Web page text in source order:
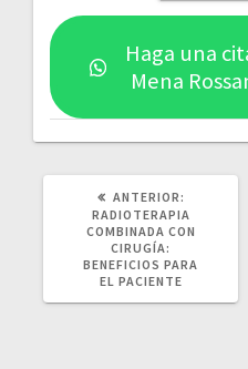
Haga una
Mena
ANTERIOR:
ANTERIOR:
RADIOTERAPIA
COMBINADA CON
CIRUGÍA:
BENEFICIOS PARA
EL PACIENTE